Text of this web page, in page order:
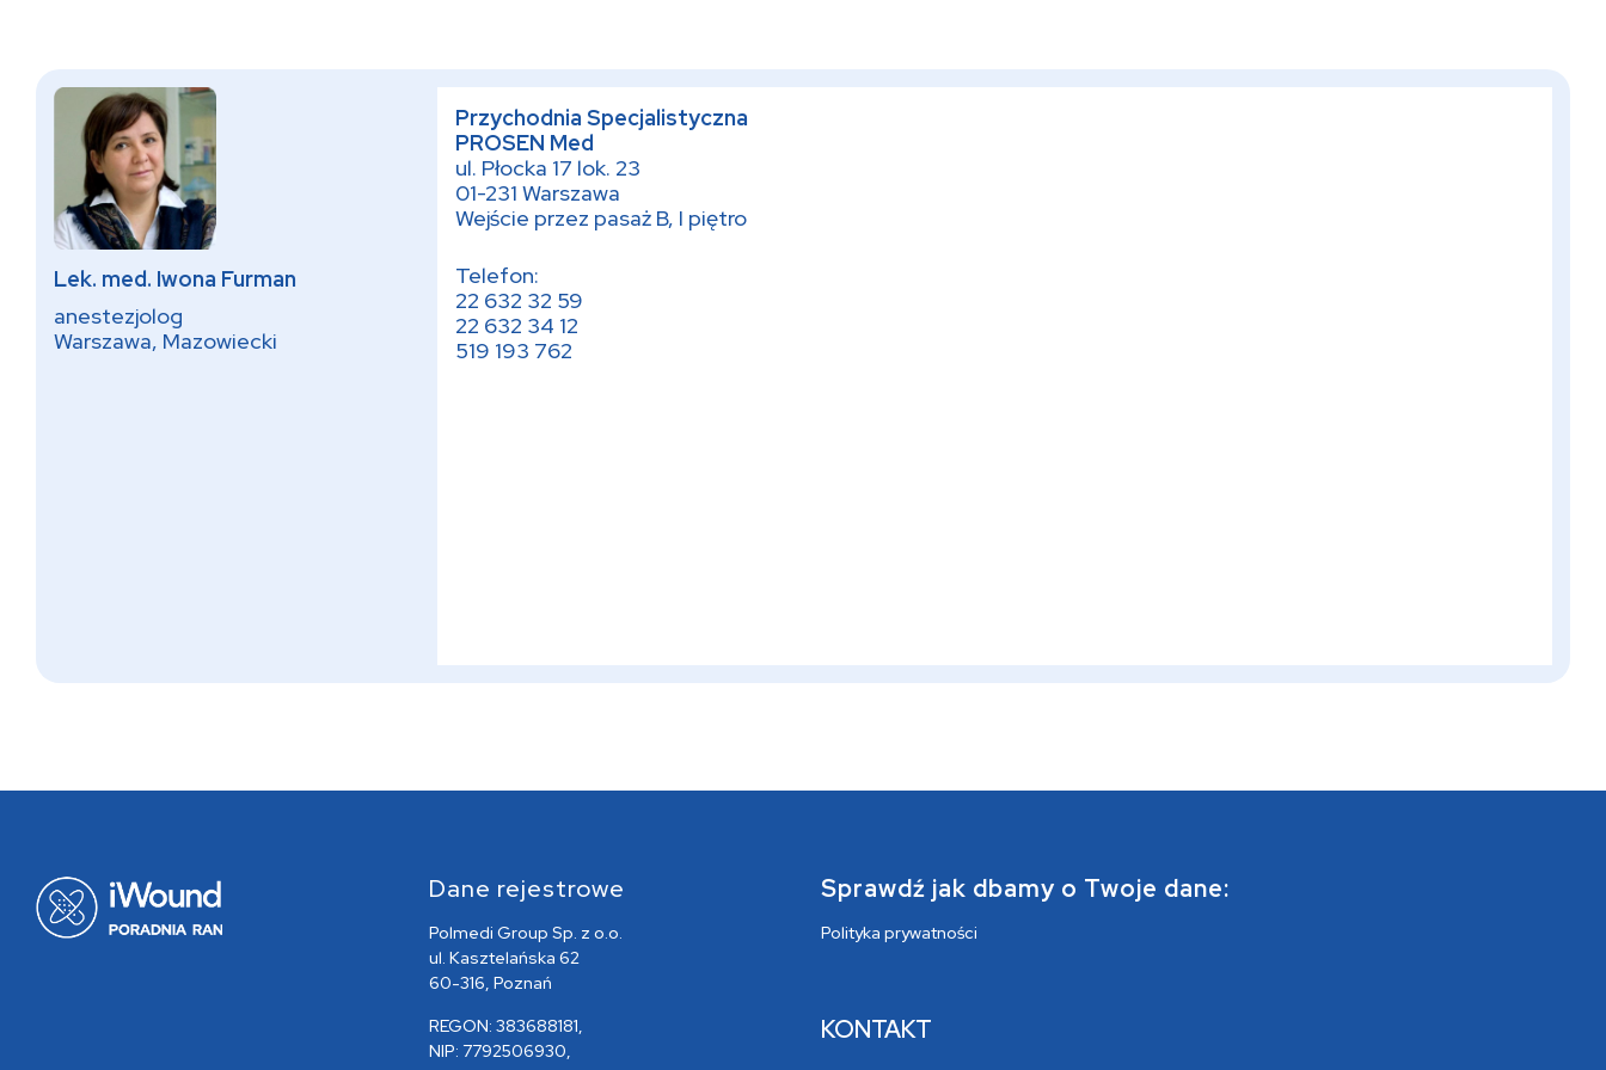
Lek. med. Iwona Furman
anestezjolog
Warszawa, Mazowiecki
Przychodnia Specjalistyczna
PROSEN Med
ul. Płocka 17 lok. 23
01-231 Warszawa
Wejście przez pasaż B, I piętro
Telefon:
22 632 32 59
22 632 34 12
519 193 762
Dane rejestrowe
Polmedi Group Sp. z o.o.
ul. Kasztelańska 62
60-316, Poznań
REGON: 383688181,
NIP: 7792506930,
Sprawdź jak dbamy o Twoje dane:
Polityka prywatności
KONTAKT